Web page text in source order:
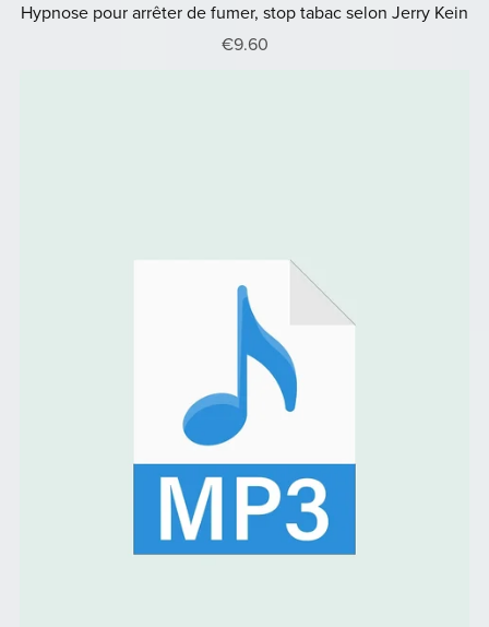
Hypnose pour arrêter de fumer, stop tabac selon Jerry Kein
€9.60